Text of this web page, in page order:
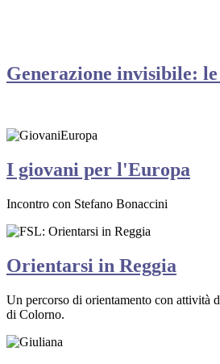
Generazione invisibile:
I giovani per l'Europa
Incontro con Stefano Bonaccini
Orientarsi in Reggia
Un percorso di orientamento con attività
di Colorno.